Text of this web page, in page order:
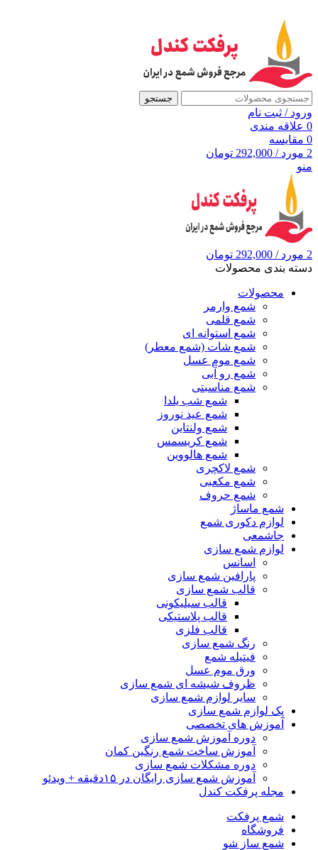
جستجو
ورود / ثبت نام
0 علاقه مندی
0 مقايسه
2 مورد /
292,000 تومان
منو
2 مورد /
292,000 تومان
دسته بندی محصولات
محصولات
شمع وارمر
شمع قلمی
شمع استوانه ای
شمع شات (شمع معطر)
شمع موم عسل
شمع رو آبی
شمع مناسبتی
شمع شب یلدا
شمع عید نوروز
شمع ولنتاین
شمع کریسمس
شمع هالووین
شمع لاکچری
شمع مکعبی
شمع حروف
شمع ماساژ
لوازم دکوری شمع
جاشمعی
لوازم شمع سازی
اسانس
پارافین شمع سازی
قالب شمع سازی
قالب سیلیکونی
قالب پلاستیکی
قالب فلزی
رنگ شمع سازی
فیتیله شمع
ورق موم عسل
ظروف شیشه ای شمع سازی
سایر لوازم شمع سازی
پک لوازم شمع سازی
آموزش های تخصصی
دوره آموزش شمع سازی
آموزش ساخت شمع رنگین کمان
دوره مشکلات شمع سازی
آموزش شمع سازی رایگان در ۱۵دقیقه + ویدئو
مجله پرفکت کندل
شمع پرفکت
فروشگاه
شمع ساز شو